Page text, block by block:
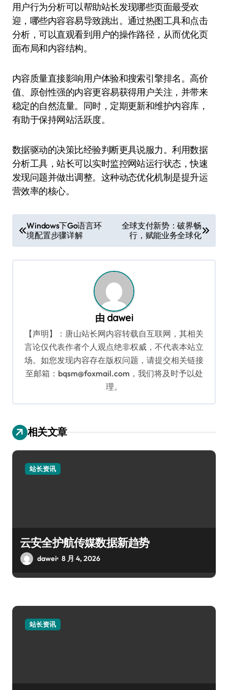
用户行为分析可以帮助站长发现哪些页面最受欢
迎，哪些内容容易导致跳出。通过热图工具和点击
分析，可以直观看到用户的操作路径，从而优化页
面布局和内容结构。
内容质量直接影响用户体验和搜索引擎排名。高价
值、原创性强的内容更容易获得用户关注，并带来
稳定的自然流量。同时，定期更新和维护内容库，
有助于保持网站活跃度。
数据驱动的决策比经验判断更具说服力。利用数据
分析工具，站长可以实时监控网站运行状态，快速
发现问题并做出调整。这种动态优化机制是提升运
营效率的核心。
章
导
Windows下Go语言环
境配置步骤详解
全球支付新势：破界畅
行，赋能业务全球化
由 dawei
【声明】：唐山站长网内容转载自互联网，其相关
言论仅代表作者个人观点绝非权威，不代表本站立
场。如您发现内容存在版权问题，请提交相关链接
至邮箱：bqsm@foxmail.com，我们将及时予以处
理。
相关文章
站长资讯
云安全护航传媒数据新趋势
dawei 8 月 4, 2026
站长资讯